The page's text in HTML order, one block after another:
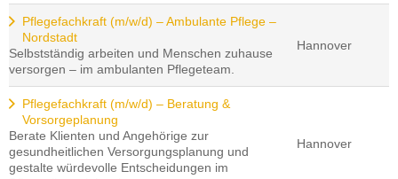
Pflegefachkraft (m/w/d) – Ambulante Pflege –
Nordstadt
Selbstständig arbeiten und Menschen zuhause
versorgen – im ambulanten Pflegeteam.
Hannover
Pflegefachkraft (m/w/d) – Beratung &
Vorsorgeplanung
Berate Klienten und Angehörige zur
gesundheitlichen Versorgungsplanung und
gestalte würdevolle Entscheidungen im
Hannover